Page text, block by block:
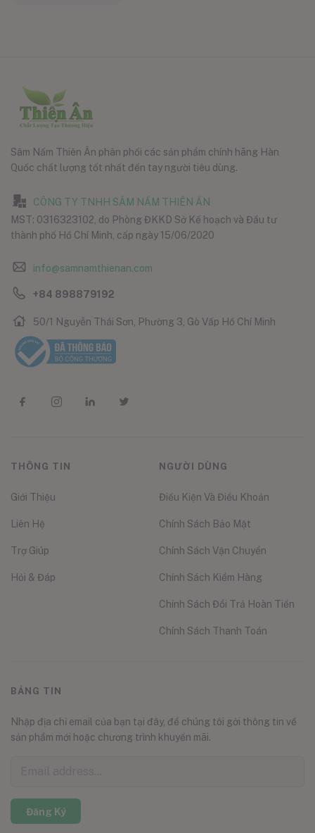
Sâm Nấm Thiên Ân phân phối các sản phẩm chính hãng Hàn
Quốc chất lượng tốt nhất đến tay người tiêu dùng.
CÔNG TY TNHH SÂM NẤM THIÊN ÂN
MST: 0316323102, do Phòng ĐKKD Sở Kế hoạch và Đầu tư
thành phố Hồ Chí Minh, cấp ngày 15/06/2020
info@samnamthienan.com
+84 898879192
50/1 Nguyễn Thái Sơn, Phường 3, Gò Vấp Hồ Chí Minh
THÔNG TIN
Giới Thiệu
Liên Hệ
Trợ Giúp
Hỏi & Đáp
NGƯỜI DÙNG
Điều Kiện Và Điều Khoản
Chính Sách Bảo Mật
Chính Sách Vận Chuyển
Chính Sách Kiểm Hàng
Chính Sách Đổi Trả Hoàn Tiền
Chính Sách Thanh Toán
BẢNG TIN
Nhập địa chỉ email của bạn tại đây, để chúng tôi gởi thông tin về
sản phẩm mới hoặc chương trình khuyến mãi.
Đăng Ký